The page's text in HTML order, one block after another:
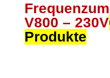
V800 – 230V
Produkte